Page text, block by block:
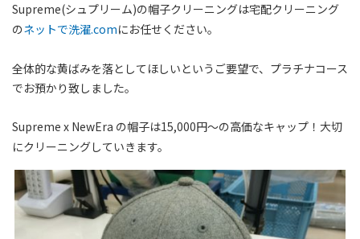
Supreme(シュプリーム)の帽子クリーニングは宅配クリーニング
のネットで洗濯.comにお任せください。
全体的な黄ばみを落としてほしいというご要望で、プラチナコース
でお預かり致しました。
Supreme x NewEra の帽子は15,000円～の高価なキャップ！大切
にクリーニングしていきます。